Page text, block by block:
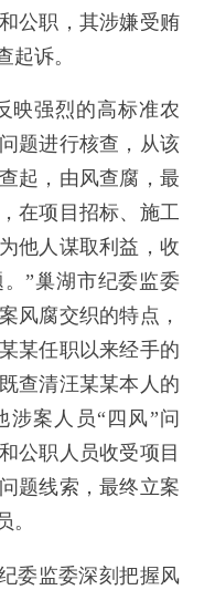
公职，其涉嫌受贿
起诉。
映强烈的高标准农
题进行核查，从该
起，由风查腐，最
在项目招标、施工
他人谋取利益，收
”巢湖市纪委监委
风腐交织的特点，
某任职以来经手的
查清汪某某本人的
案人员“四风”问
公职人员收受项目
题线索，最终立案
。
委监委深刻把握风